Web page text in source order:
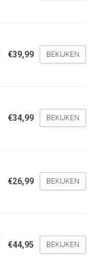
€39,99 BEKIJKEN
€34,99 BEKIJKEN
€26,99 BEKIJKEN
€44,95 BEKIJKEN